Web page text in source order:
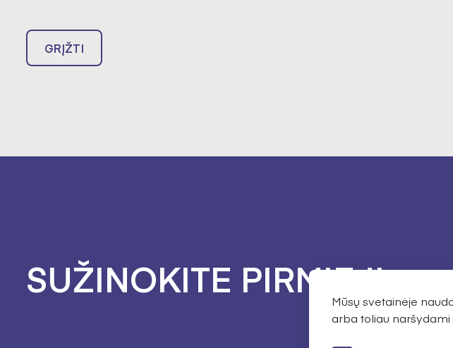
GRĮŽTI
SUŽINOKITE PIRMIEJI
Mūsų svetainėje
arba toliau naršydami